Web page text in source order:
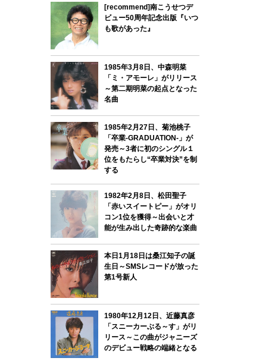
[recommend]南こうせつデ
ビュー50周年記念出版『いつ
も歌があった』
1985年3月8日、中森明菜
「ミ・アモーレ」がリリース
～第二期明菜の起点となった
名曲
1985年2月27日、菊池桃子
「卒業-GRADUATION-」が
発売～3者に初のシングル１
位をもたらし“卒業対決”を制
する
1982年2月8日、松田聖子
「赤いスイートピー」がオリ
コン1位を獲得～出会いと才
能が生み出した奇跡的な楽曲
本日1月18日は桑江知子の誕
生日～SMSレコードが放った
第1号新人
1980年12月12日、近藤真彦
「スニーカーぶる～す」がリ
リース～この曲がジャニーズ
のデビュー戦略の端緒となる